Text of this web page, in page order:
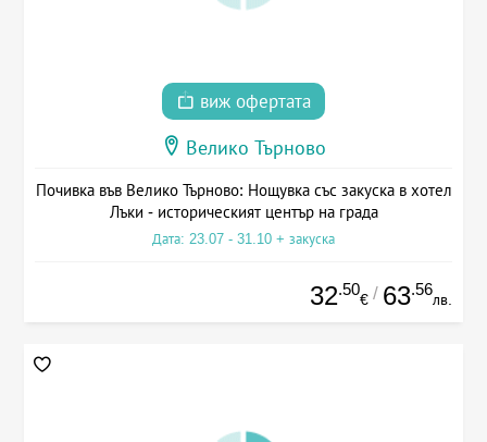
виж офертата
Велико Търново
Почивка във Велико Търново: Нощувка със закуска в хотел
Лъки - историческият център на града
Дата: 23.07 - 31.10 + закуска
32.50
€ / 63.56
лв.